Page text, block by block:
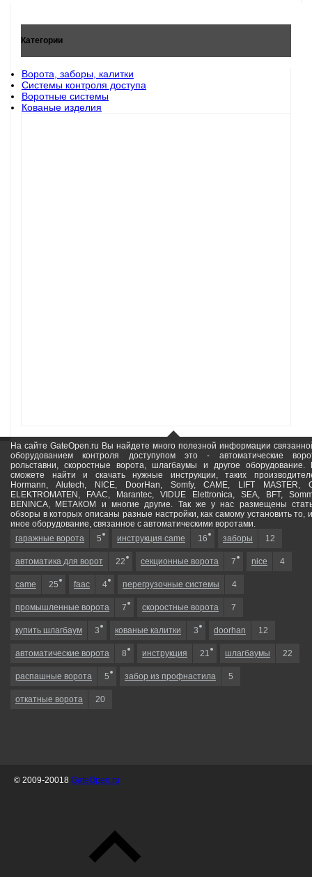
Категории
Ворота, заборы, калитки
Системы контроля доступа
Воротные системы
Кованые изделия
На сайте GateOpen.ru Вы найдете много полезной информации
оборудованием контроля доступупом это - автоматические
рольставни, скоростные ворота, шлагбаумы и другое оборудование.
сможете найти и скачать нужные инструкции, таких
Hormann, Alutech, NICE, DoorHan, Somfy, САМЕ, LIFT MASTER,
ELEKTROMATEN, FAAC, Marantec, VIDUE Elettronica, SEA, BFT,
BENINCA, МЕТАКОМ и многие другие. Так же у нас размещены
обзоры в которых описаны разные настройки, как самому установить то,
иное оборудование, связанное с автоматическими воротами.
гаражные ворота
5 инструкция came 16 заборы 12
автоматика для ворот 22 секционные ворота 7 nice 4
came 25 faac 4 перегрузочные системы 4
промышленные ворота 7 скоростные ворота 7
купить шлагбаум 3 кованые калитки 3 doorhan 12
автоматические ворота 8 инструкция 21 шлагбаумы 22
распашные ворота 5 забор из профнастила 5
откатные ворота 20
© 2009-20018 GateOpen.ru